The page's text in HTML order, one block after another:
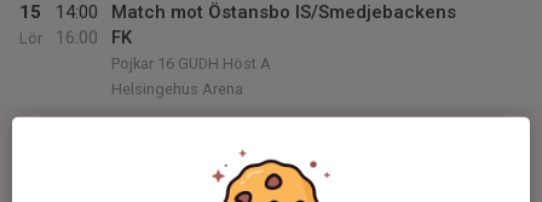
15
Lör
14:00
16:00
Match mot Östansbo IS/Smedjebackens
FK
Pojkar 16 GUDH Höst A
Helsingehus Arena
P16 Div.1 2026 - Region 5
Säve konstgräs